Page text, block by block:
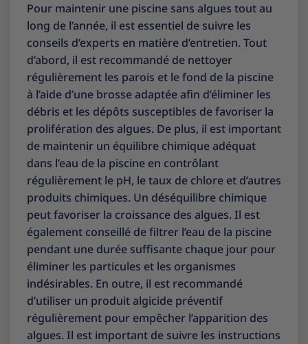
Pour maintenir une piscine sans algues tout au
long de l’année, il est essentiel de suivre les
conseils d’experts en matière d’entretien. Tout
d’abord, il est recommandé de nettoyer
régulièrement les parois et le fond de la piscine
à l’aide d’une brosse adaptée afin d’éliminer les
débris et les dépôts susceptibles de favoriser la
prolifération des algues. De plus, il est important
de maintenir un équilibre chimique adéquat
dans l’eau de la piscine en contrôlant
régulièrement le pH, le taux de chlore et d’autres
produits chimiques. Un déséquilibre chimique
peut favoriser la croissance des algues. Il est
également conseillé de filtrer l’eau de la piscine
pendant une durée suffisante chaque jour pour
éliminer les particules et les organismes
indésirables. En outre, il est recommandé
d’utiliser un produit algicide préventif
régulièrement pour empêcher l’apparition des
algues. Il est important de suivre les instructions